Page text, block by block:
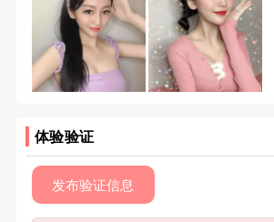
体验验证
发布验证信息